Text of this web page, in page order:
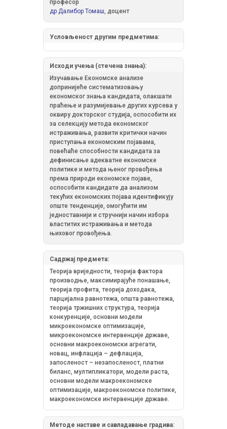
професор
др Далибор Томаш, доцент
Условљеност другим предметима:
Исходи учења (стечена знања):
Изучавање Економске анализе
допринијеће систематизовању
економског знања кандидата, олакшати
праћење и разумијевање других курсева у
оквиру докторског студија, оспособити их
за селекцију метода економског
истраживања, развити критички начин
приступања економским појавама,
повећаће способности кандидата за
дефинисање адекватне економске
политике и метода њеног провођења
према природи економске појаве,
оспособити кандидате да анализом
текућих економских појава идентификују
опште тенденције, омогућити им
једноставнији и стручнији начин избора
властитих истраживања и метода
њиховог провођења.
Садржај предмета:
Теорија вриједности, теорија фактора
производње, максимирајуће понашање,
теорија профита, теорија доходака,
парцијална равнотежа, општа равнотежа,
теорија тржишних структура, теорија
конкуренције, основни модели
микроекономске оптимизације,
микроекономске интервенције државе,
основни макроекономски агрегати,
новац, инфлација – дефлација,
запосленост – незапосленост, платни
биланс, мултипликатори, модели раста,
основни модели макроекономске
оптимизације, макроекономске политике,
макроекономске интервенције државе.
Методе наставе и савладавање градива: